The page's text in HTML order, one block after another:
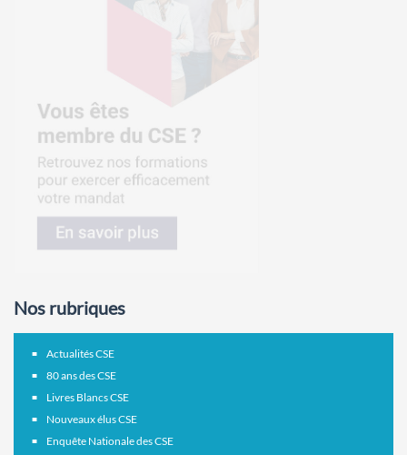
Nos rubriques
Actualités CSE
80 ans des CSE
Livres Blancs CSE
Nouveaux élus CSE
Enquête Nationale des CSE